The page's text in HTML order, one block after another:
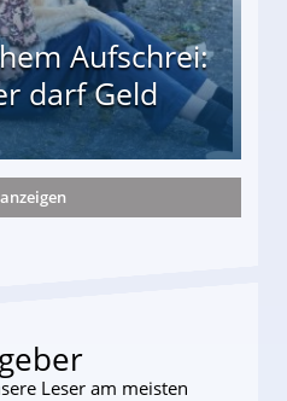
Aufschrei:
darf Geld
Leser am meisten